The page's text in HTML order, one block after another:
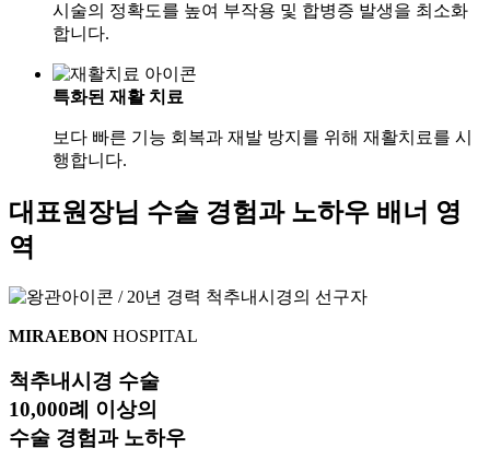
시술의 정확도를 높여 부작용 및 합병증 발생을 최소화
합니다.
특화된 재활 치료
보다 빠른 기능 회복과 재발 방지를 위해 재활치료를 시
행합니다.
대표원장님 수술 경험과 노하우 배너 영
역
MIRAEBON HOSPITAL
척추내시경 수술
10,000례 이상의
수술 경험과 노하우